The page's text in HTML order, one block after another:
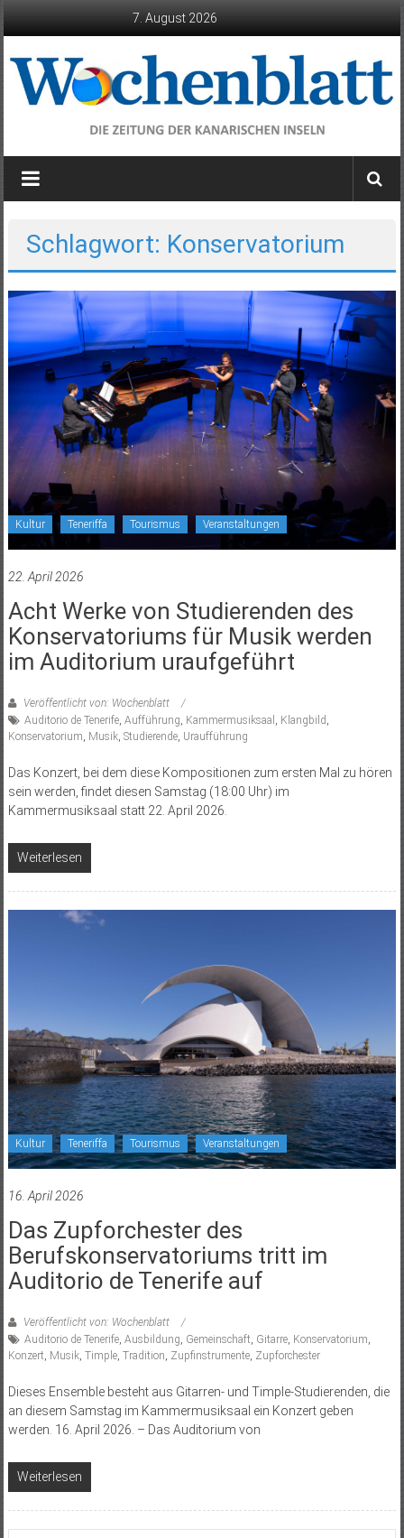
7. August 2026
Wochenblatt
die
Kanarischen
Inseln
Schlagwort: Konservatorium
Kultur Teneriffa Tourismus Veranstaltungen
22. April 2026
Acht Werke von Studierenden des
Konservatoriums für Musik werden
im Auditorium uraufgeführt
Veröffentlicht von: Wochenblatt
Auditorio de Tenerife, Aufführung Kammermusiksaal Klangbild
Konservatorium Musik, Studierende, Uraufführung
Das Konzert, bei dem diese Kompositionen zum ersten Mal zu hören
sein werden, findet diesen Samstag (18:00 Uhr) im
Kammermusiksaal statt 22. April 2026.
Weiterlesen
Kultur Teneriffa Tourismus Veranstaltungen
16. April 2026
Das Zupforchester des
Berufskonservatoriums tritt im
Auditorio de Tenerife auf
Veröffentlicht von: Wochenblatt
Auditorio de Tenerife, Ausbildung Gemeinschaft Gitarre, Konservatorium
Konzert Musik, Timple, Tradition Zupfinstrumente, Zupforchester
Dieses Ensemble besteht aus Gitarren- und Timple-Studierenden, die
an diesem Samstag im Kammermusiksaal ein Konzert geben
werden. 16. April 2026. – Das Auditorium von
Weiterlesen